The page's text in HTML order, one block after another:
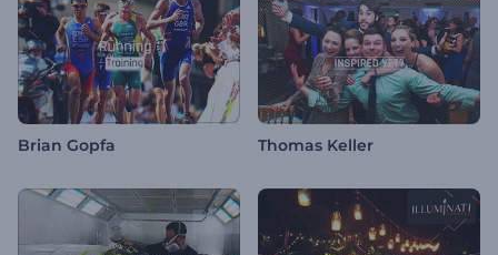
Brian Gopfa Thomas Keller